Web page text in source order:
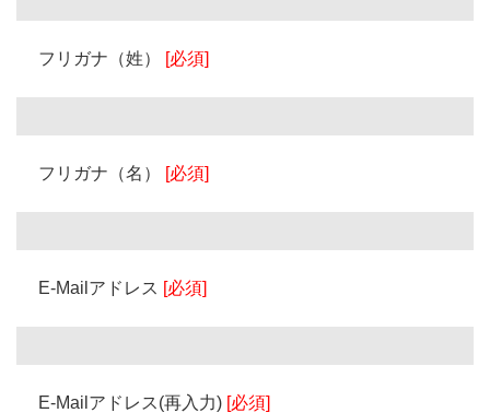
フリガナ（姓） [必須]
フリガナ（名） [必須]
E-Mailアドレス [必須]
E-Mailアドレス(再入力) [必須]